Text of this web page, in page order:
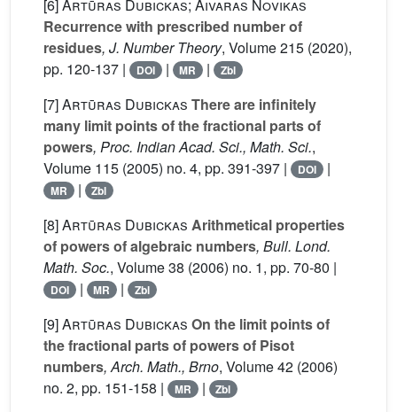
[6] Artūras Dubickas; Aivaras Novikas
Recurrence with prescribed number of
residues, J. Number Theory, Volume 215 (2020),
pp. 120-137 |
DOI | MR | Zbl
[7]Artūras Dubickas There are infinitely
many limit points of the fractional parts of
powers, Proc. Indian Acad. Sci., Math. Sci.,
Volume 115 (2005) no. 4, pp. 391-397 | DOI |
MR | Zbl
[8]Artūras Dubickas Arithmetical properties
of powers of algebraic numbers, Bull. Lond.
Math. Soc., Volume 38 (2006) no. 1, pp. 70-80 |
DOI | MR | Zbl
[9]Artūras Dubickas On the limit points of
the fractional parts of powers of Pisot
numbers, Arch. Math., Brno, Volume 42 (2006)
no. 2, pp. 151-158 |
MR | Zbl